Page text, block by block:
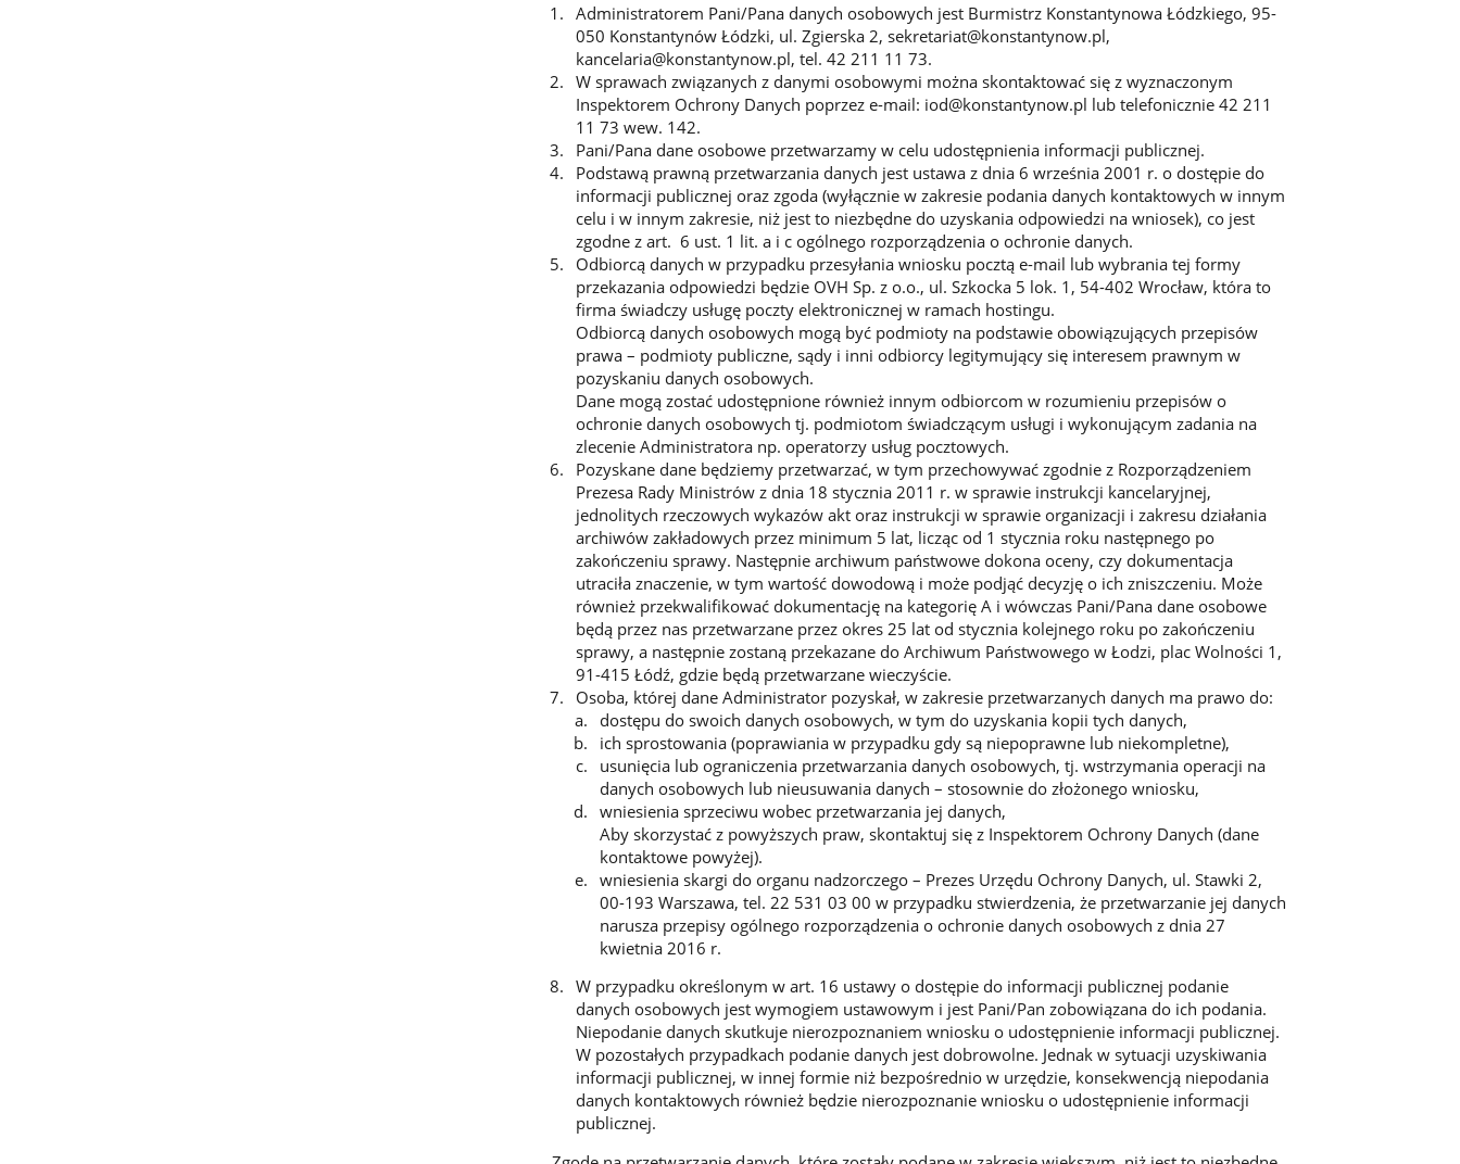
Administratorem Pani/Pana danych osobowych jest Burmistrz Konstantynowa Łódzkiego, 95-
050 Konstantynów Łódzki, ul. Zgierska 2, sekretariat@konstantynow.pl,
kancelaria@konstantynow.pl, tel. 42 211 11 73.
W sprawach związanych z danymi osobowymi można skontaktować się z wyznaczonym
Inspektorem Ochrony Danych poprzez e-mail: iod@konstantynow.pl lub telefonicznie 42 211
11 73 wew. 142.
Pani/Pana dane osobowe przetwarzamy w celu udostępnienia informacji publicznej.
Podstawą prawną przetwarzania danych jest ustawa z dnia 6 września 2001 r. o dostępie do
informacji publicznej oraz zgoda (wyłącznie w zakresie podania danych kontaktowych w innym
celu i w innym zakresie, niż jest to niezbędne do uzyskania odpowiedzi na wniosek), co jest
zgodne z art. 6 ust. 1 lit. a i c ogólnego rozporządzenia o ochronie danych.
Odbiorcą danych w przypadku przesyłania wniosku pocztą e-mail lub wybrania tej formy
przekazania odpowiedzi będzie OVH Sp. z o.o., ul. Szkocka 5 lok. 1, 54-402 Wrocław, która to
firma świadczy usługę poczty elektronicznej w ramach hostingu.
Odbiorcą danych osobowych mogą być podmioty na podstawie obowiązujących przepisów
prawa – podmioty publiczne, sądy i inni odbiorcy legitymujący się interesem prawnym w
pozyskaniu danych osobowych.
Dane mogą zostać udostępnione również innym odbiorcom w rozumieniu przepisów o
ochronie danych osobowych tj. podmiotom świadczącym usługi i wykonującym zadania na
zlecenie Administratora np. operatorzy usług pocztowych.
Pozyskane dane będziemy przetwarzać, w tym przechowywać zgodnie z Rozporządzeniem
Prezesa Rady Ministrów z dnia 18 stycznia 2011 r. w sprawie instrukcji kancelaryjnej,
jednolitych rzeczowych wykazów akt oraz instrukcji w sprawie organizacji i zakresu działania
archiwów zakładowych przez minimum 5 lat, licząc od 1 stycznia roku następnego po
zakończeniu sprawy. Następnie archiwum państwowe dokona oceny, czy dokumentacja
utraciła znaczenie, w tym wartość dowodową i może podjąć decyzję o ich zniszczeniu. Może
również przekwalifikować dokumentację na kategorię A i wówczas Pani/Pana dane osobowe
będą przez nas przetwarzane przez okres 25 lat od stycznia kolejnego roku po zakończeniu
sprawy, a następnie zostaną przekazane do Archiwum Państwowego w Łodzi, plac Wolności 1,
91-415 Łódź, gdzie będą przetwarzane wieczyście.
Osoba, której dane Administrator pozyskał, w zakresie przetwarzanych danych ma prawo do:
dostępu do swoich danych osobowych, w tym do uzyskania kopii tych danych,
ich sprostowania (poprawiania w przypadku gdy są niepoprawne lub niekompletne),
usunięcia lub ograniczenia przetwarzania danych osobowych, tj. wstrzymania operacji na
danych osobowych lub nieusuwania danych – stosownie do złożonego wniosku,
wniesienia sprzeciwu wobec przetwarzania jej danych,
Aby skorzystać z powyższych praw, skontaktuj się z Inspektorem Ochrony Danych (dane
kontaktowe powyżej).
wniesienia skargi do organu nadzorczego – Prezes Urzędu Ochrony Danych, ul. Stawki 2,
00-193 Warszawa, tel. 22 531 03 00 w przypadku stwierdzenia, że przetwarzanie jej danych
narusza przepisy ogólnego rozporządzenia o ochronie danych osobowych z dnia 27
kwietnia 2016 r.
W przypadku określonym w art. 16 ustawy o dostępie do informacji publicznej podanie
danych osobowych jest wymogiem ustawowym i jest Pani/Pan zobowiązana do ich podania.
Niepodanie danych skutkuje nierozpoznaniem wniosku o udostępnienie informacji publicznej.
W pozostałych przypadkach podanie danych jest dobrowolne. Jednak w sytuacji uzyskiwania
informacji publicznej, w innej formie niż bezpośrednio w urzędzie, konsekwencją niepodania
danych kontaktowych również będzie nierozpoznanie wniosku o udostępnienie informacji
publicznej.